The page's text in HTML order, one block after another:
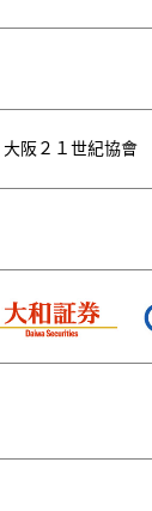
阪２１世紀協會